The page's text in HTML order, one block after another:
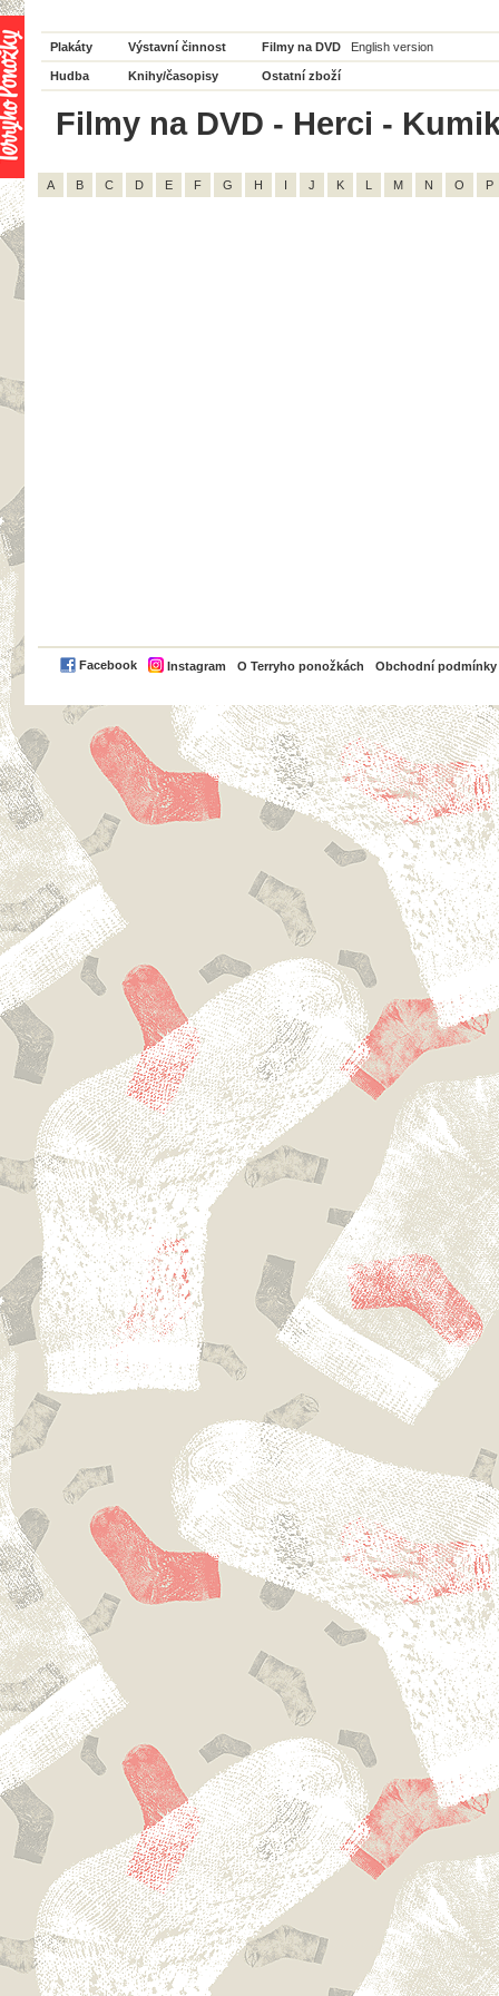
Plakáty Výstavní činnost Filmy na DVD English version
Hudba Knihy/časopisy Ostatní zboží
Filmy na DVD - Herci -
A B C D E F G H I J K L M N O P
Facebook Instagram O Terryho ponožkách Obchodní podmínky
PayPal